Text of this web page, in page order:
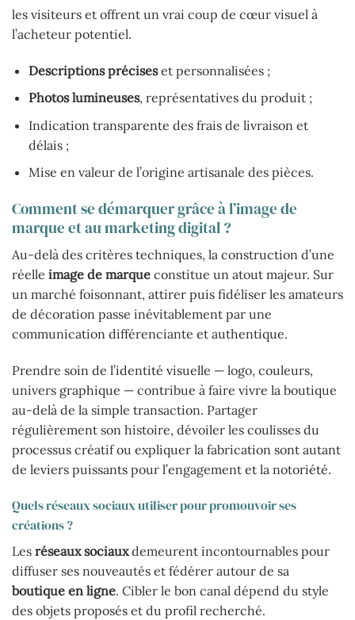
les visiteurs et offrent un vrai coup de cœur visuel à
l’acheteur potentiel.
Descriptions préciseset personnalisées ;
Photos lumineuses, représentatives du produit ;
Indication transparente des frais de livraison et
délais ;
Mise en valeur de l’origine artisanale des pièces.
Comment se démarquer grâce à l’image de
marque et au marketing digital ?
Au-delà des critères techniques, la construction d’une
réelle image de marque constitue un atout majeur. Sur
un marché foisonnant, attirer puis fidéliser les amateurs
de décoration passe inévitablement par une
communication différenciante et authentique.
Prendre soin de l’identité visuelle — logo, couleurs,
univers graphique — contribue à faire vivre la boutique
au-delà de la simple transaction. Partager
régulièrement son histoire, dévoiler les coulisses du
processus créatif ou expliquer la fabrication sont autant
de leviers puissants pour l’engagement et la notoriété.
Quels réseaux sociaux utiliser pour promouvoir ses
créations ?
Les réseaux sociauxdemeurent incontournables pour
diffuser ses nouveautés et fédérer autour de sa
boutique en ligne. Cibler le bon canal dépend du style
des objets proposés et du profil recherché.